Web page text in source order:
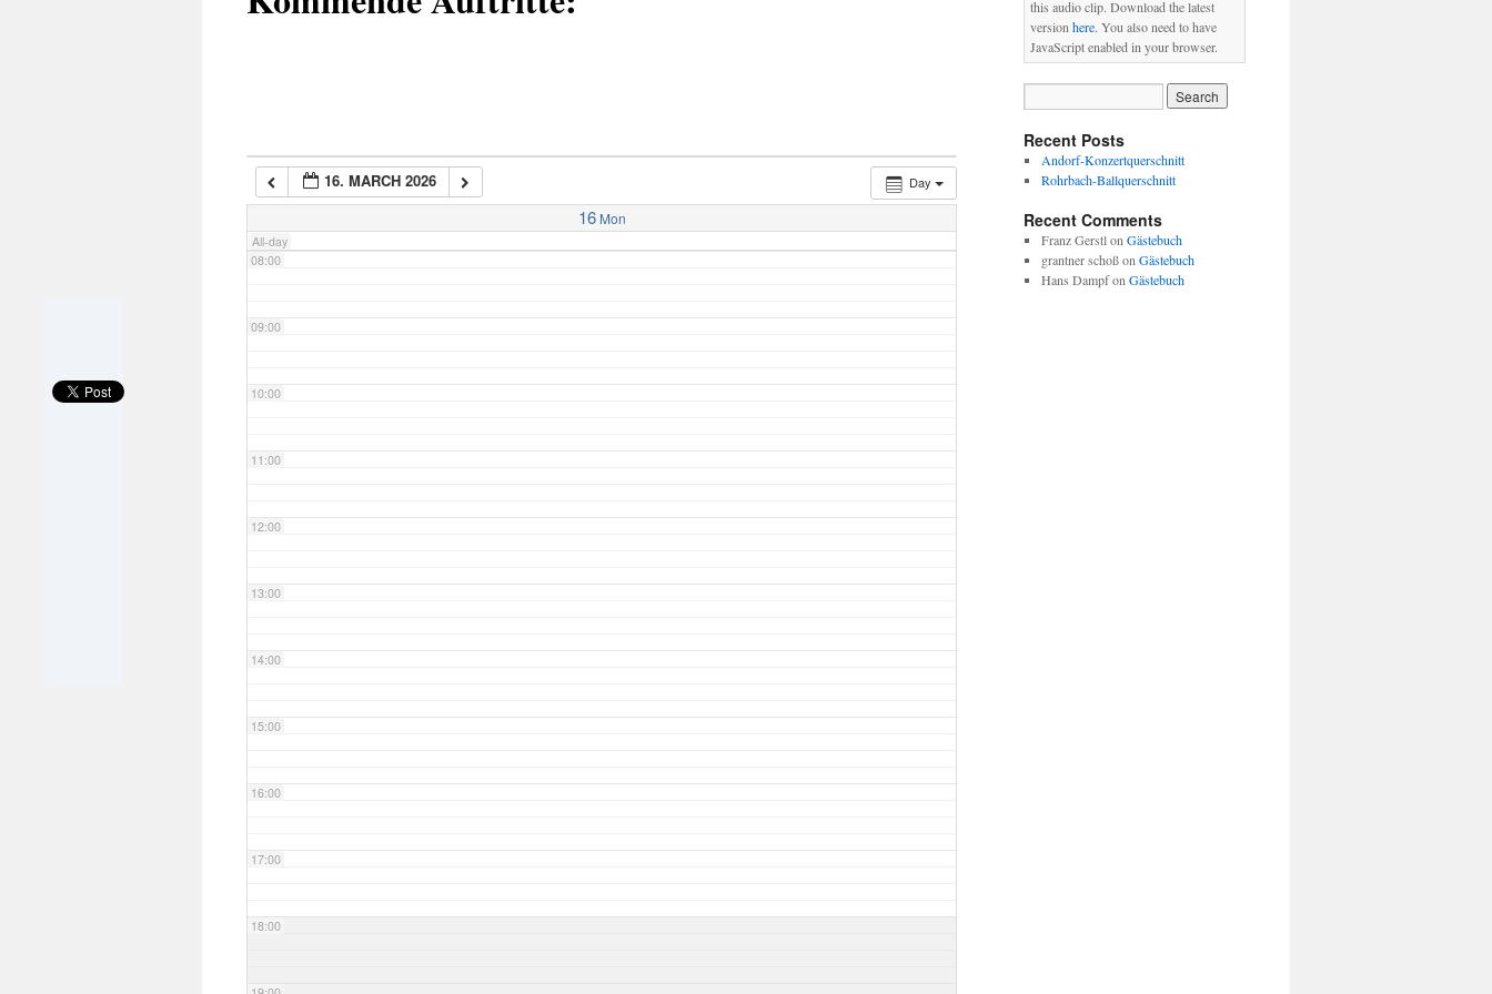
Day
16. MARCH 2026
16 Mon
All-day
07:00
08:00
09:00
10:00
11:00
12:00
13:00
14:00
15:00
16:00
17:00
18:00
this audio clip. Download the latest
version here. You also need to have
JavaScript enabled in your browser.
Recent Posts
Andorf-Konzertquerschnitt
Rohrbach-Ballquerschnitt
Recent Comments
Franz Gerstlon Gästebuch
grantner schoßon Gästebuch
Hans Dampfon Gästebuch